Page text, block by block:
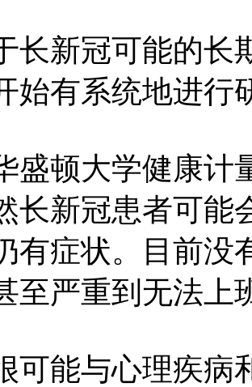
长新冠可能的长
始有系统地进行
盛顿大学健康计
长新冠患者可能
有症状。目前没
至严重到无法上
可能与心理疾病